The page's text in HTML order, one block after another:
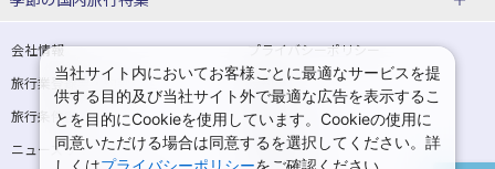
埼玉県 千葉県
茨城県 栃木県
東京都ホテル・旅館 神奈川県ホテル・旅館
埼玉県ホテル・旅館 千葉県ホテル・旅館
層雲峡温泉(北海道)
東北
花巻温泉(岩手) 蔵王温泉(山形)
青森旅行・ツアー 岩手旅行・ツアー
宮城旅行・ツアー 秋田旅行・ツアー
山形旅行・ツアー 福島旅行・ツアー
カップル・夫婦旅行 国内版 女子旅 国内版
卒業旅行・学生旅行 国内版
桜・お花見特集
ゴールデンウィーク（GW）の国内
旅行
夏休み・お盆の国内旅行 7月の国内旅行
8月の国内旅行 9月の国内旅行
会社情報
プライバシーポリシー
旅行業登録票・約款
規約集
旅行条件書
商標について
ニュースリリース
採用情報
当社サイト内においてお客様ごとに最適なサービスを提
供する目的及び当社サイト外で最適な広告を表示するこ
とを目的にCookieを使用しています。Cookieの使用に
同意いただける場合は同意するを選択してください。詳
しくはプライバシーポリシーをご確認ください。